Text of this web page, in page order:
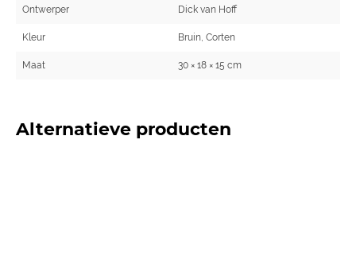
Ontwerper Dick van Hoff
Kleur Bruin, Corten
Maat 30 × 18 × 15 cm
Alternatieve producten